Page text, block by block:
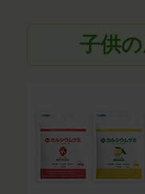
子供